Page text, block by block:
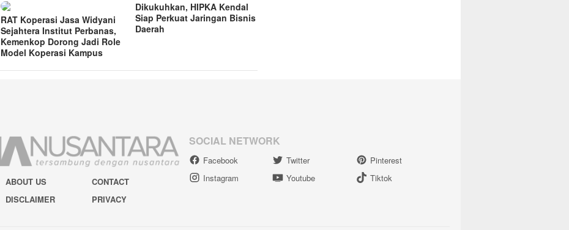
RAT Koperasi Jasa Widyani
Sejahtera Institut Perbanas,
Kemenkop Dorong Jadi Role
Model Koperasi Kampus
Dikukuhkan, HIPKA Kendal
Siap Perkuat Jaringan Bisnis
Daerah
ABOUT US
CONTACT
DISCLAIMER PRIVACY
SOCIAL NETWORK
Facebook Twitter
Pinterest
Instagram
Youtube Tiktok